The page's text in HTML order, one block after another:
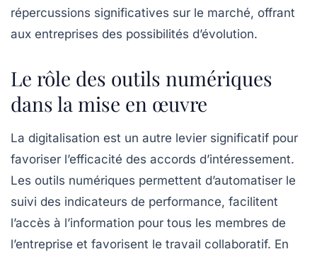
répercussions significatives sur le marché, offrant
aux entreprises des possibilités d’évolution.
Le rôle des outils numériques
dans la mise en œuvre
La digitalisation est un autre levier significatif pour
favoriser l’efficacité des accords d’intéressement.
Les outils numériques permettent d’automatiser le
suivi des indicateurs de performance, facilitent
l’accès à l’information pour tous les membres de
l’entreprise et favorisent le travail collaboratif. En